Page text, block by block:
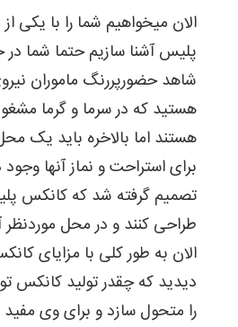
الان میخواهیم شما را با یکی
پلیس آشنا سازیم حتما شما در
شاهد حضورپررنگ ماموران
هستید که در سرما و گرما
هستند اما بالاخره باید یک
برای استراحت و نماز آنها
تصمیم گرفته شد که کانکس
طراحی کنند و در محل موردنظر
الان به طور کلی با مزایای
دیدید که چقدر تولید کانکس
را متحول سازد و برای وی